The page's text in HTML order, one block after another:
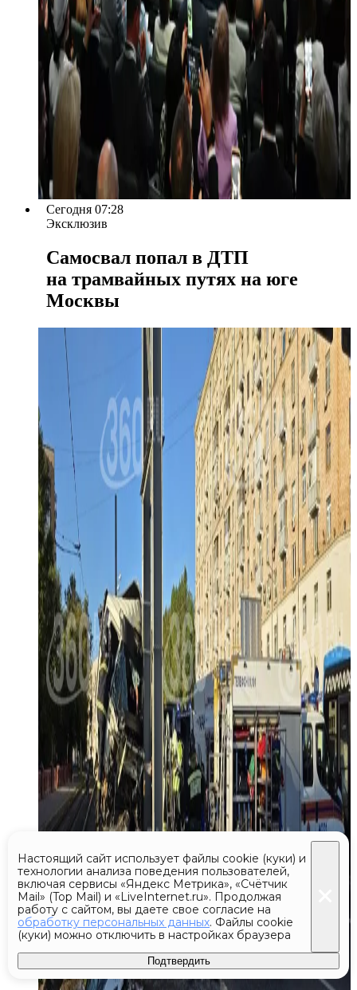
Сегодня 07:28
Эксклюзив
Самосвал попал в ДТП
на трамвайных путях на юге
Москвы
Настоящий сайт использует файлы cookie (куки) и
технологии анализа поведения пользователей,
включая сервисы «Яндекс Метрика», «Счётчик
Mail» (Top Mail) и «LiveInternet.ru». Продолжая
работу с сайтом, вы даете свое согласие на
обработку персональных данных. Файлы cookie
(куки) можно отключить в настройках браузера
Подтвердить